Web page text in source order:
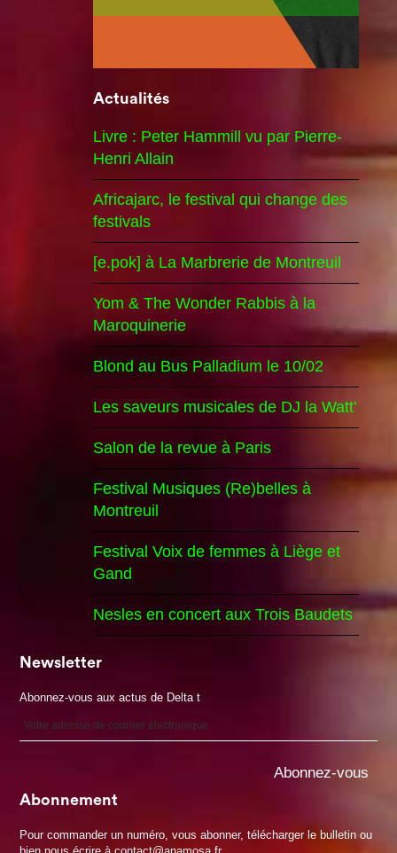
Actualités
Livre : Peter Hammill vu par Pierre-
Henri Allain
Africajarc, le festival qui change des
festivals
[e.pok] à La Marbrerie de Montreuil
Yom & The Wonder Rabbis à la
Maroquinerie
Blond au Bus Palladium le 10/02
Les saveurs musicales de DJ la Watt’
Salon de la revue à Paris
Festival Musiques (Re)belles à
Montreuil
Festival Voix de femmes à Liège et
Gand
Nesles en concert aux Trois Baudets
Newsletter
Abonnez-vous aux actus de Delta t
Abonnement
Pour commander un numéro, vous abonner, télécharger le bulletin ou